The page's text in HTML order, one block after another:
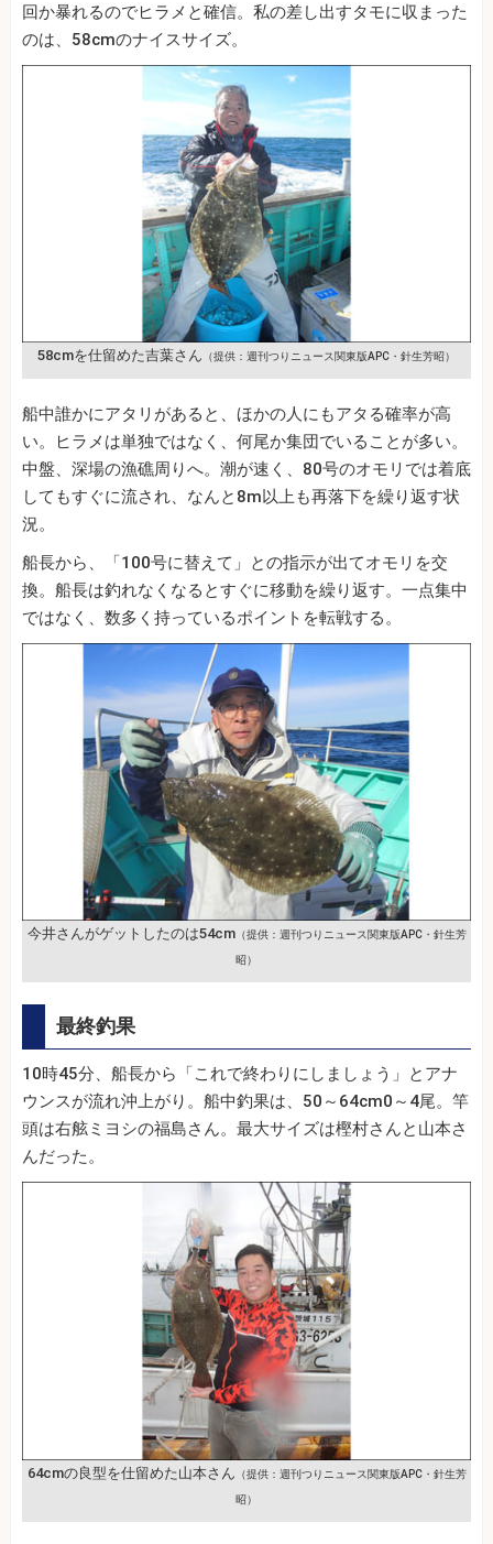
回か暴れるのでヒラメと確信。私の差し出すタモに収まった
のは、58cmのナイスサイズ。
58cmを仕留めた吉葉さん （提供：週刊つりニュース関東版APC・針生芳昭）
船中誰かにアタリがあると、ほかの人にもアタる確率が高
い。ヒラメは単独ではなく、何尾か集団でいることが多い。
中盤、深場の漁礁周りへ。潮が速く、80号のオモリでは着底
してもすぐに流され、なんと8m以上も再落下を繰り返す状
況。
船長から、「100号に替えて」との指示が出てオモリを交
換。船長は釣れなくなるとすぐに移動を繰り返す。一点集中
ではなく、数多く持っているポイントを転戦する。
今井さんがゲットしたのは54cm（提供：週刊つりニュース関東版APC・針生芳
昭）
最終釣果
10時45分、船長から「これで終わりにしましょう」とアナ
ウンスが流れ沖上がり。船中釣果は、50～64cm0～4尾。竿
頭は右舷ミヨシの福島さん。最大サイズは樫村さんと山本さ
んだった。
64cmの良型を仕留めた山本さん （提供：週刊つりニュース関東版APC・針生芳
昭）